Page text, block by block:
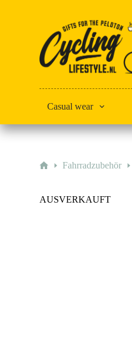
Casual wear
StartFahrradzubehör
AUSVERKAUFT